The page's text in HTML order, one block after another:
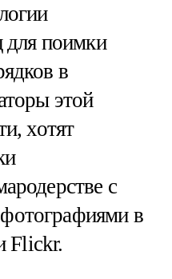
для поимки
в
этой
хотят
с
в
Flickr.